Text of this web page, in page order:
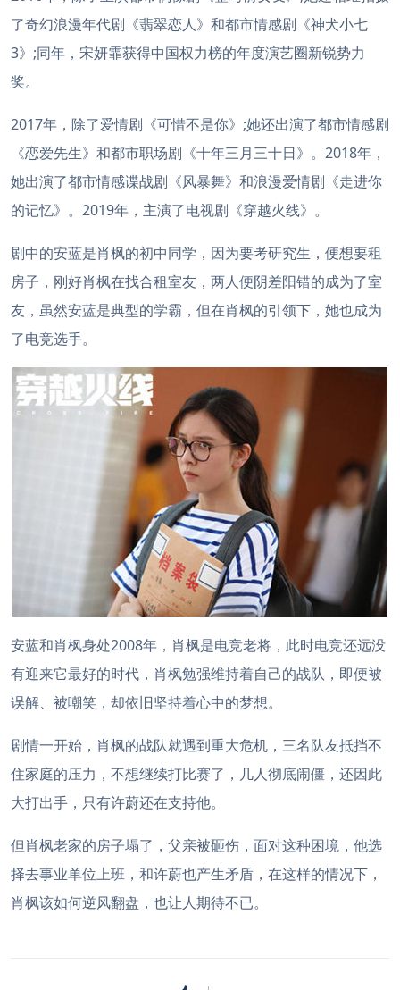
了奇幻浪漫年代剧《翡翠恋人》和都市情感剧《神犬小七
3》;同年，宋妍霏获得中国权力榜的年度演艺圈新锐势力
奖。
2017年，除了爱情剧《可惜不是你》;她还出演了都市情感剧
《恋爱先生》和都市职场剧《十年三月三十日》。2018年，
她出演了都市情感谍战剧《风暴舞》和浪漫爱情剧《走进你
的记忆》。2019年，主演了电视剧《穿越火线》。
剧中的安蓝是肖枫的初中同学，因为要考研究生，便想要租
房子，刚好肖枫在找合租室友，两人便阴差阳错的成为了室
友，虽然安蓝是典型的学霸，但在肖枫的引领下，她也成为
了电竞选手。
安蓝和肖枫身处2008年，肖枫是电竞老将，此时电竞还远没
有迎来它最好的时代，肖枫勉强维持着自己的战队，即便被
误解、被嘲笑，却依旧坚持着心中的梦想。
剧情一开始，肖枫的战队就遇到重大危机，三名队友抵挡不
住家庭的压力，不想继续打比赛了，几人彻底闹僵，还因此
大打出手，只有许蔚还在支持他。
但肖枫老家的房子塌了，父亲被砸伤，面对这种困境，他选
择去事业单位上班，和许蔚也产生矛盾，在这样的情况下，
肖枫该如何逆风翻盘，也让人期待不已。